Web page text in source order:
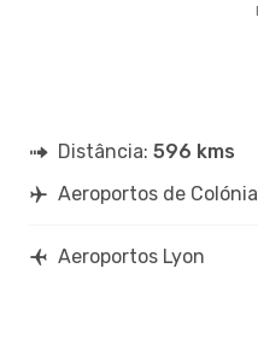
Distância: 596 kms
Aeroportos de Colónia
Aeroportos Lyon